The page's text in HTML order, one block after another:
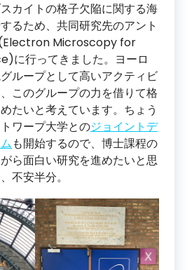
カイトの格子欠陥に関する海
るため、共同研究先のアント
Microscopy for
に行ってきました。ヨーロ
ループとして高いアクティビ
このグループの力を借りて格
たいと考えています。ちょう
ワープ大学とのジョイントデ
も開始するので、博士課程の
ら面白い研究を進めたいと思
不安半分。